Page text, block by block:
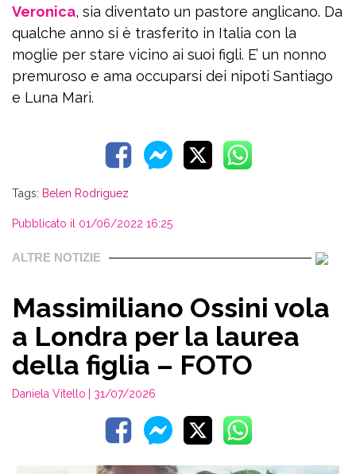
Veronica, sia diventato un pastore anglicano. Da
qualche anno si è trasferito in Italia con la
moglie per stare vicino ai suoi figli. E’ un nonno
premuroso e ama occuparsi dei nipoti Santiago
e Luna Marì.
Tags: Belen Rodriguez
Pubblicato il 01/06/2022 16:25
ALTRE NOTIZIE
Massimiliano Ossini vola
a Londra per la laurea
della figlia – FOTO
Daniela Vitello | 31/07/2026